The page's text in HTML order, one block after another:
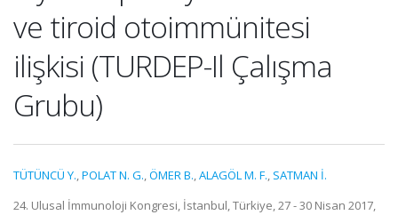
ve tiroid otoimmünitesi
ilişkisi (TURDEP-Il Çalışma
Grubu)
TÜTÜNCÜ Y.,POLAT N. G.,ÖMER B.,ALAGÖL M. F., SATMAN İ.
24. Ulusal İmmunoloji Kongresi, İstanbul, Türkiye, 27 - 30 Nisan 2017,